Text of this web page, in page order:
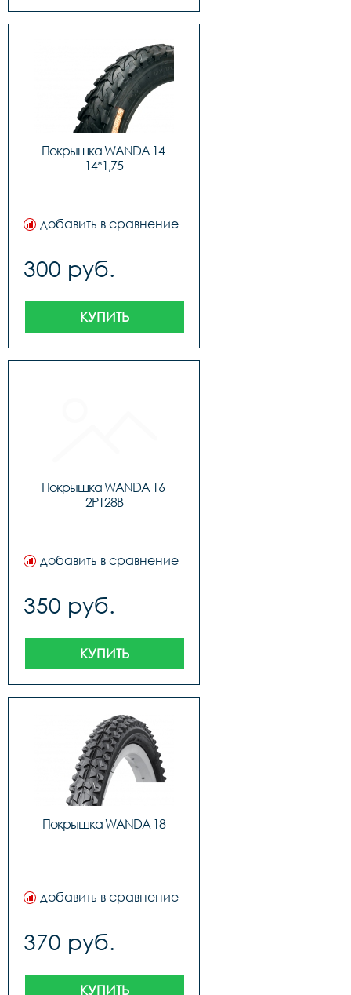
Покрышка WANDA 14
14*1,75
добавить в сравнение
300 руб.
КУПИТЬ
Покрышка WANDA 16
2P128B
добавить в сравнение
350 руб.
КУПИТЬ
Покрышка WANDA 18
добавить в сравнение
370 руб.
КУПИТЬ